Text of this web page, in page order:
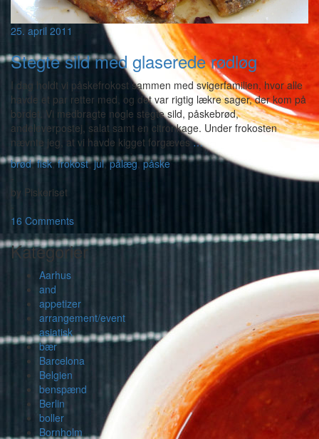
25. april 2011
Stegte sild med glaserede rødløg
I dag holdt vi påskefrokost sammen med svigerfamilien, hvor alle
havde et par retter med, og det var rigtig lækre sager, der kom på
bordet. Vi medbragte nogle stegte sild, påskebrød,
andeleverpostej, salat samt en citronkage. Under frokosten
nævnte jeg, at vi havde kigget forgæves…
brød,fisk,frokost,jul,pålæg,påske
-
by Piskeriset
-
16 Comments
Kategorier
Aarhus
and
appetizer
arrangement/event
asiatisk
bær
Barcelona
Belgien
benspænd
Berlin
boller
Bornholm